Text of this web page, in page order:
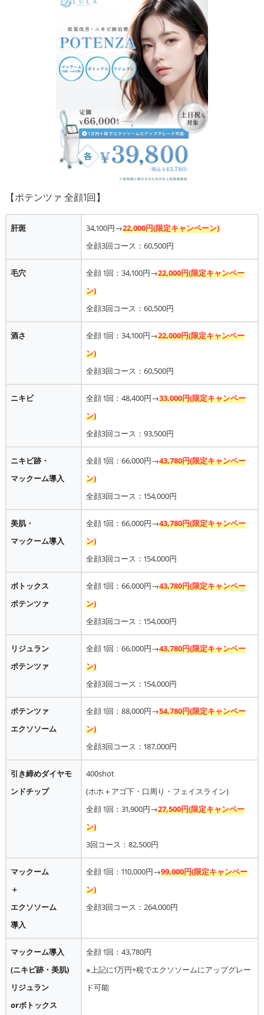
肝斑 34,100円→22,000円(限定キャンペーン)
全顔3回コース：60,500円
毛穴 全顔 1回：34,100円→22,000円(限定キャンペー
ン)
全顔3回コース：60,500円
酒さ 全顔 1回：34,100円→22,000円(限定キャンペー
ン)
全顔3回コース：60,500円
ニキビ 全顔 1回：48,400円→33,000円(限定キャンペー
ン)
全顔3回コース：93,500円
ニキビ跡・
マックーム導入
全顔 1回：66,000円→43,780円(限定キャンペー
ン)
全顔3回コース：154,000円
美肌・
マックーム導入
全顔 1回：66,000円→43,780円(限定キャンペー
ン)
全顔3回コース：154,000円
ボトックス
ポテンツァ
全顔 1回：66,000円→43,780円(限定キャンペー
ン)
全顔3回コース：154,000円
リジュラン
ポテンツァ
全顔 1回：66,000円→43,780円(限定キャンペー
ン)
全顔3回コース：154,000円
ポテンツァ
エクソソーム
全顔 1回：88,000円→54,780円(限定キャンペー
ン)
全顔3回コース：187,000円
引き締めダイヤモ
ンドチップ
400shot
(ホホ＋アゴ下・口周り・フェイスライン)
全顔 1回：31,900円→27,500円(限定キャンペー
ン)
3回コース：82,500円
マックーム
＋
エクソソーム
導入
全顔 1回：110,000円→99,000円(限定キャンペー
ン)
全顔3回コース：264,000円
マックーム導入
(ニキビ跡・美肌)
リジュラン
orボトックス
全顔 1回：43,780円
※上記に1万円+税でエクソソームにアップグレー
ド可能